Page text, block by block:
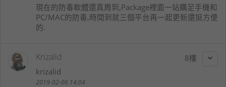
現在的防毒軟體還真周到,Package裡面一站購足手機和
PC/MAC的防毒,時間到就三個平台再一起更新還挺方便
的.
8
Krizalid
krizalid
2019-02-06 14:04